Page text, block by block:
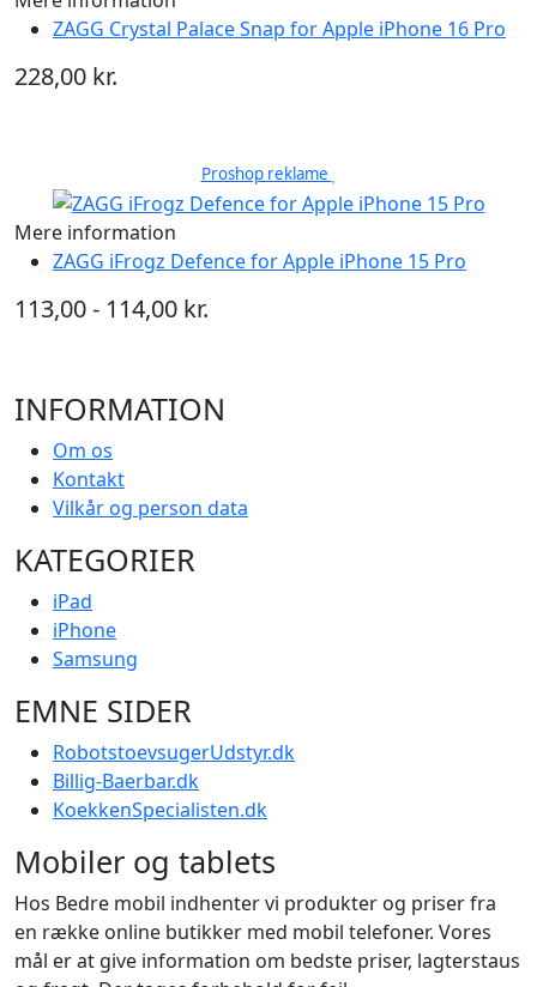
ZAGG Crystal Palace Snap for Apple iPhone 16 Pro
228,00 kr.
Proshop reklame
Mere information
ZAGG iFrogz Defence for Apple iPhone 15 Pro
113,00 - 114,00 kr.
INFORMATION
Om os
Kontakt
Vilkår og person data
KATEGORIER
iPad
iPhone
Samsung
EMNE SIDER
RobotstoevsugerUdstyr.dk
Billig-Baerbar.dk
KoekkenSpecialisten.dk
Mobiler og tablets
Hos Bedre mobil indhenter vi produkter og priser fra
en række online butikker med mobil telefoner. Vores
mål er at give information om bedste priser, lagterstaus